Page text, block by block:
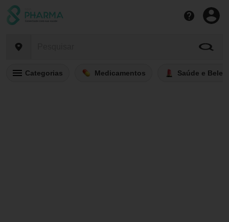
Categorias Medicamentos Saúde e